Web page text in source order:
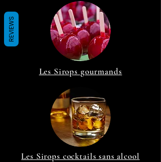
Les Sirops gourmands
Les Sirops cocktails sans alcool
REVIEWS